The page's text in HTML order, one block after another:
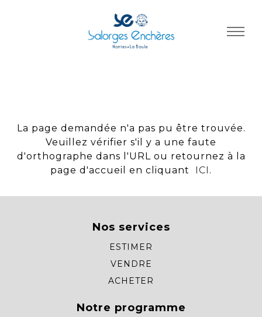
La page demandée n'a pas pu être trouvée.
Veuillez vérifier s'il y a une faute
d'orthographe dans l'URL ou retournez à la
page d'accueil en cliquant
ICI .
Nos services
ESTIMER
VENDRE
ACHETER
Notre programme